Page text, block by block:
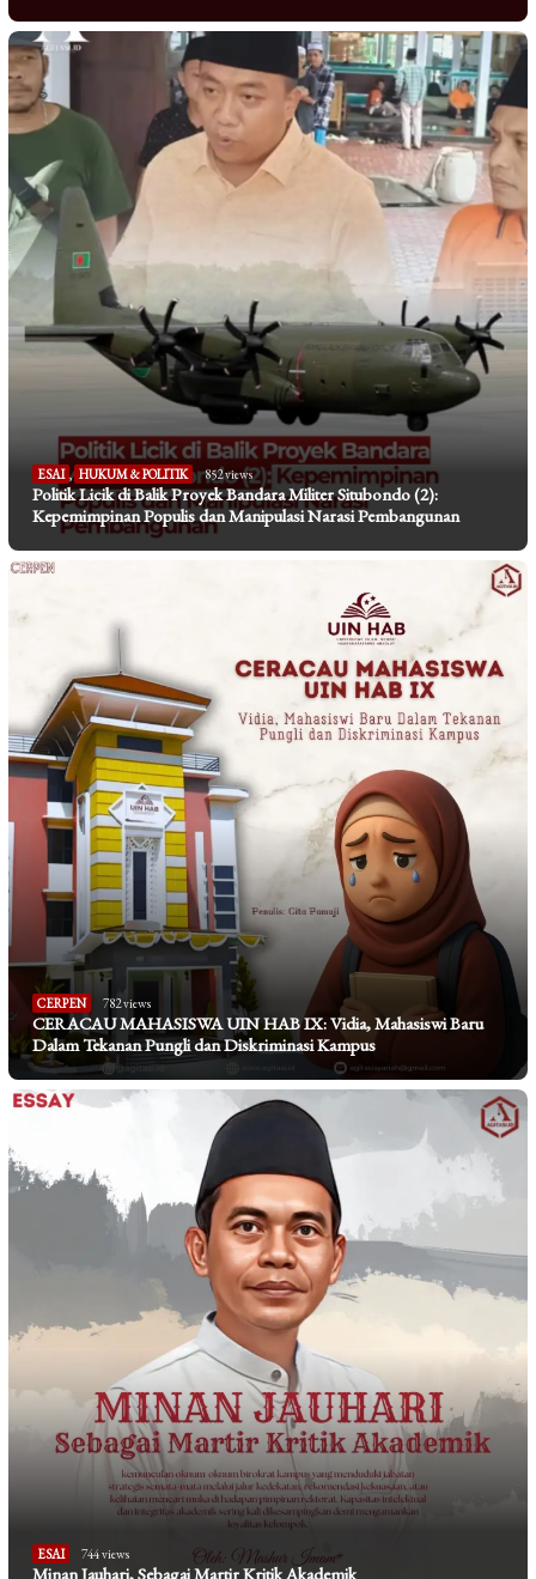
ESAI , HUKUM & POLITIK 852 views
Politik Licik di Balik Proyek Bandara Militer Situbondo (2):
Kepemimpinan Populis dan Manipulasi Narasi Pembangunan
CERPEN 782 views
CERACAU MAHASISWA UIN HAB IX: Vidia, Mahasiswi Baru
Dalam Tekanan Pungli dan Diskriminasi Kampus
ESAI 744 views
Minan Jauhari, Sebagai Martir Kritik Akademik